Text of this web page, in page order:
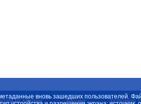
марки Акции Условия
вновь зашедших пользователей.